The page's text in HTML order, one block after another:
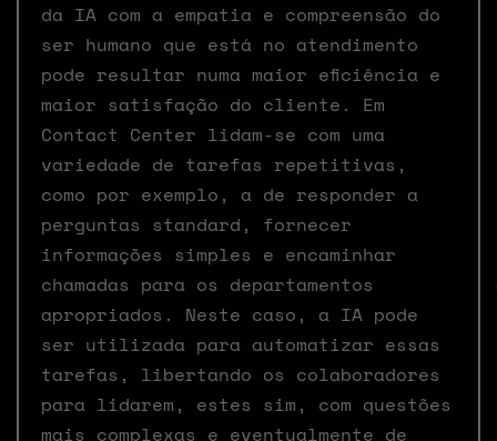
da IA com a empatia e compreensão do
ser humano que está no atendimento
pode resultar numa maior eficiência e
maior satisfação do cliente. Em
Contact Center lidam-se com uma
variedade de tarefas repetitivas,
como por exemplo, a de responder a
perguntas standard, fornecer
informações simples e encaminhar
chamadas para os departamentos
apropriados. Neste caso, a IA pode
ser utilizada para automatizar essas
tarefas, libertando os colaboradores
para lidarem, estes sim, com questões
mais complexas e eventualmente de